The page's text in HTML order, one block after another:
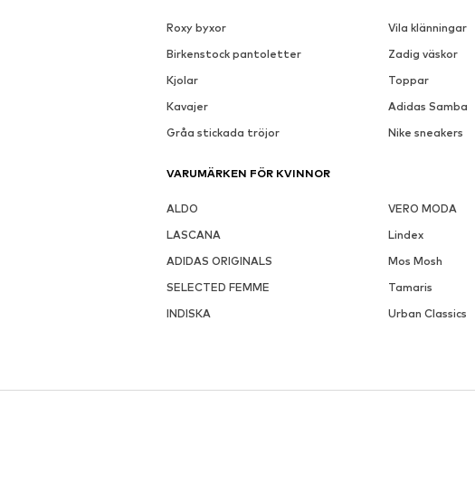
Roxy byxor Vila klänningar
Birkenstock pantoletter
Zadig väskor
Kjolar
Toppar
Kavajer
Adidas Samba
Gråa stickada tröjor
Nike sneakers
VARUMÄRKEN FÖR KVINNOR
ALDO VERO MODA
LASCANA
Lindex
ADIDAS ORIGINALS
Mos Mosh
SELECTED FEMME
Tamaris
INDISKA
Urban Classics